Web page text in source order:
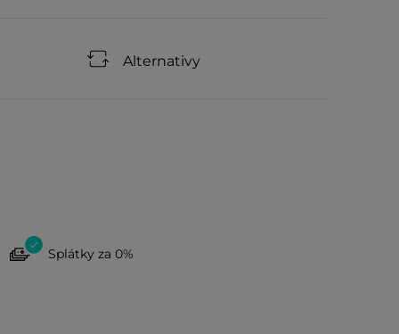
Alternativy
Splátky za 0%